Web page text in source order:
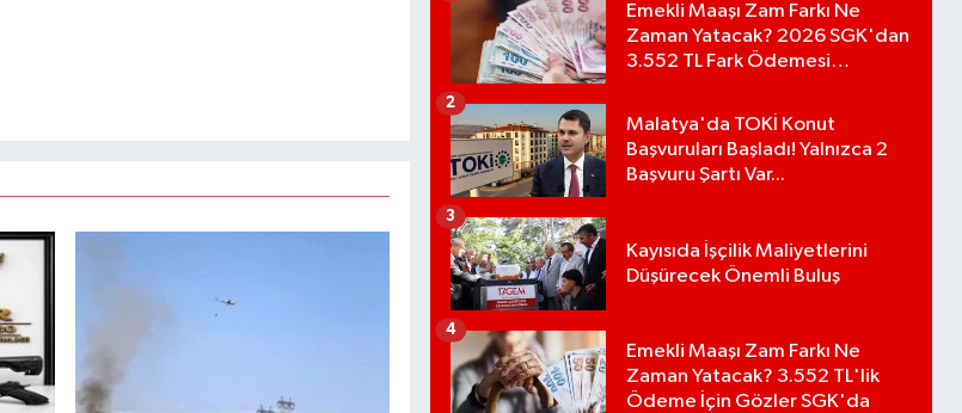
Emekli Maaşı Zam Farkı Ne
Zaman Yatacak? 2026 SGK'dan
3.552 TL Fark Ödemesi
Malatya'da TOKİ Konut
Başvuruları Başladı! Yalnızca 2
Başvuru Şartı Var...
2
Kayısıda İşçilik Maliyetlerini
Düşürecek Önemli Buluş
3
Emekli Maaşı Zam Farkı Ne
Zaman Yatacak? 3.552 TL'lik
Ödeme İçin Gözler SGK'da
4